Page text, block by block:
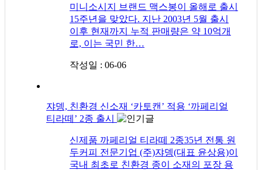
미니소시지 브랜드 맥스봉이 올해로 출시
15주년을 맞았다. 지난 2003년 5월 출시
이후 현재까지 누적 판매량은 약 10억개
로, 이는 국민 한…
작성일 : 06-06
쟈뎅, 친환경 신소재 ‘카토캔’ 적용 ‘까페리얼
티라떼’ 2종 출시
신제품 까페리얼 티라떼 2종35년 전통 원
두커피 전문기업 (주)쟈뎅(대표 윤상용)이
국내 최초로 친환경 종이 소재의 포장 용